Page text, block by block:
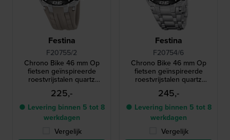
Festina
F20755/2
Chrono Bike 46 mm Op
fietsen geïnspireerde
roestvrijstalen quartz
chronograaf
225,-
● Levering binnen 5 tot 8
werkdagen
Vergelijk
Festina
F20754/6
Chrono Bike 46 mm Op
fietsen geïnspireerde
roestvrijstalen quartz
chronograaf
245,-
● Levering binnen 5 tot 8
werkdagen
Vergelijk